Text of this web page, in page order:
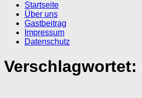
Startseite
Über uns
Gastbeitrag
Impressum
Datenschutz
Verschlagwortet: